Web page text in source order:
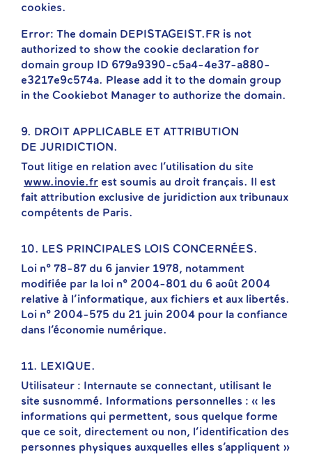
cookies.
Error: The domain DEPISTAGEIST.FR is not
authorized to show the cookie declaration for
domain group ID 679a9390-c5a4-4e37-a880-
e3217e9c574a. Please add it to the domain group
in the Cookiebot Manager to authorize the domain.
9. DROIT APPLICABLE ET ATTRIBUTION
DE JURIDICTION.
Tout litige en relation avec l’utilisation du site
www.inovie.fr est soumis au droit français. Il est
fait attribution exclusive de juridiction aux tribunaux
compétents de Paris.
10. LES PRINCIPALES LOIS CONCERNÉES.
Loi n° 78-87 du 6 janvier 1978, notamment
modifiée par la loi n° 2004-801 du 6 août 2004
relative à l’informatique, aux fichiers et aux libertés.
Loi n° 2004-575 du 21 juin 2004 pour la confiance
dans l’économie numérique.
11. LEXIQUE.
Utilisateur : Internaute se connectant, utilisant le
site susnommé. Informations personnelles : « les
informations qui permettent, sous quelque forme
que ce soit, directement ou non, l’identification des
personnes physiques auxquelles elles s’appliquent »